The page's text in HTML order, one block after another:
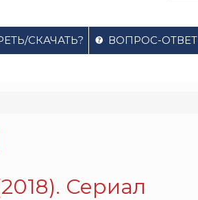
СКАЧАТЬ? ВОПРОС-ОТВЕТ
Сериал